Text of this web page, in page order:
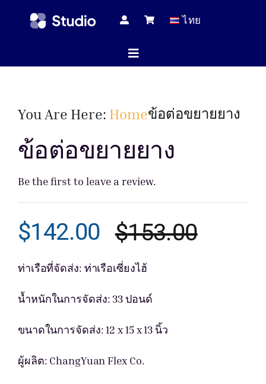
ไทย
Toggle
You Are Here: Homeข้อต่อขยายยาง
ข้อต่อขยายยาง
Be the first to leave a review.
$153.00
$142.00
ท่าเรือที่จัดส่ง: ท่าเรือเซี่ยงไฮ้
น้ำหนักในการจัดส่ง: 33 ปอนด์
ขนาดในการจัดส่ง: 12 x 15 x 13 นิ้ว
ผู้ผลิต: ChangYuan Flex Co.